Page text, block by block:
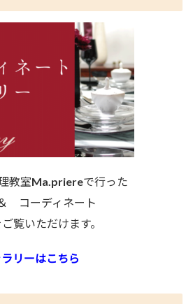
教室Ma.priereで行った
コーディネート
覧いただけます。
リーはこちら